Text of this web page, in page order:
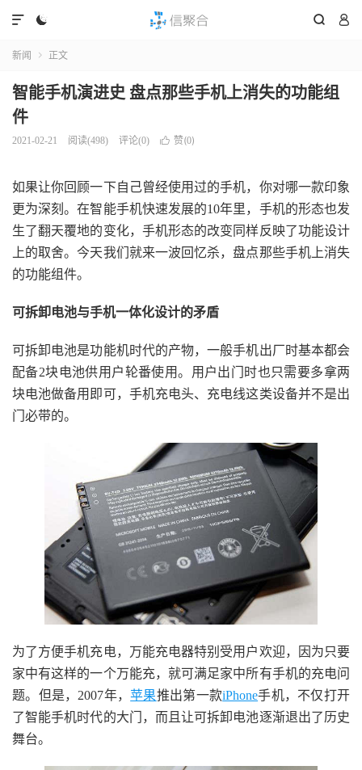
  

新闻  正文
智能手机演进史 盘点那些手机上消失的功能组
件
2021-02-21 阅读(498) 评论(0)  赞(0)
如果让你回顾一下自己曾经使用过的手机，你对哪一款印象
更为深刻。在智能手机快速发展的10年里，手机的形态也发
生了翻天覆地的变化，手机形态的改变同样反映了功能设计
上的取舍。今天我们就来一波回忆杀，盘点那些手机上消失
的功能组件。
可拆卸电池与手机一体化设计的矛盾
可拆卸电池是功能机时代的产物，一般手机出厂时基本都会
配备2块电池供用户轮番使用。用户出门时也只需要多拿两
块电池做备用即可，手机充电头、充电线这类设备并不是出
门必带的。
为了方便手机充电，万能充电器特别受用户欢迎，因为只要
家中有这样的一个万能充，就可满足家中所有手机的充电问
题。但是，2007年，苹果推出第一款iPhone手机，不仅打开
了智能手机时代的大门，而且让可拆卸电池逐渐退出了历史
舞台。